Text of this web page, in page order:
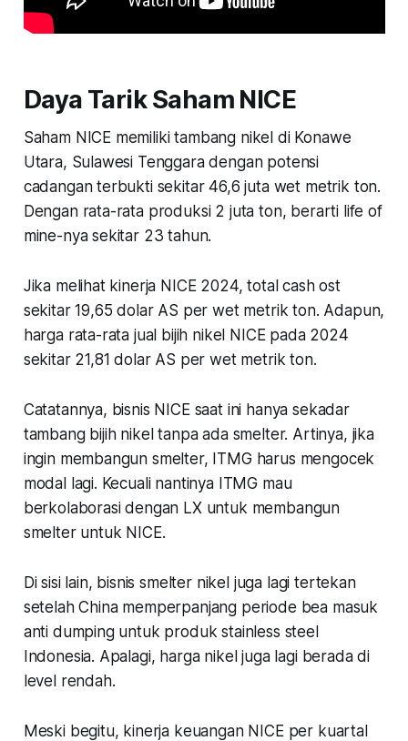
Daya Tarik Saham NICE
Saham NICE memiliki tambang nikel di Konawe
Utara, Sulawesi Tenggara dengan potensi
cadangan terbukti sekitar 46,6 juta wet metrik ton.
Dengan rata-rata produksi 2 juta ton, berarti life of
mine-nya sekitar 23 tahun.
Jika melihat kinerja NICE 2024, total cash ost
sekitar 19,65 dolar AS per wet metrik ton. Adapun,
harga rata-rata jual bijih nikel NICE pada 2024
sekitar 21,81 dolar AS per wet metrik ton.
Catatannya, bisnis NICE saat ini hanya sekadar
tambang bijih nikel tanpa ada smelter. Artinya, jika
ingin membangun smelter, ITMG harus mengocek
modal lagi. Kecuali nantinya ITMG mau
berkolaborasi dengan LX untuk membangun
smelter untuk NICE.
Di sisi lain, bisnis smelter nikel juga lagi tertekan
setelah China memperpanjang periode bea masuk
anti dumping untuk produk stainless steel
Indonesia. Apalagi, harga nikel juga lagi berada di
level rendah.
Meski begitu, kinerja keuangan NICE per kuartal